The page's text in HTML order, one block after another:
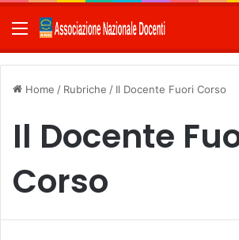
Menu
Home / Rubriche / Il Docente Fuori Corso
Il Docente
Corso